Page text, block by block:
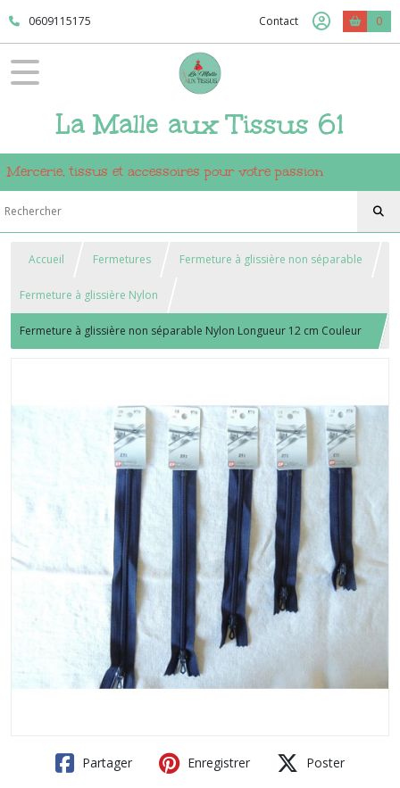
0609115175 Contact 0
La Malle aux Tissus 61
Mercerie, tissus et accessoires pour votre passion
Accueil Fermetures Fermeture à glissière non séparable
Fermeture à glissière Nylon
Fermeture à glissière non séparable Nylon Longueur 12 cm Couleur
Partager Enregistrer Poster